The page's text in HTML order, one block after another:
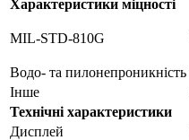
Характеристики міцності
MIL-STD-810G
Водо- та пилонепроникність
Інше
Технічні характеристики
Дисплей